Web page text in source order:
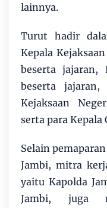
lainnya.
Turut hadir
Kepala
beserta jajaran,
beserta
Kejaksaan
serta para Kepala
Selain
Jambi, mitra
yaitu Kapolda
Jambi, juga